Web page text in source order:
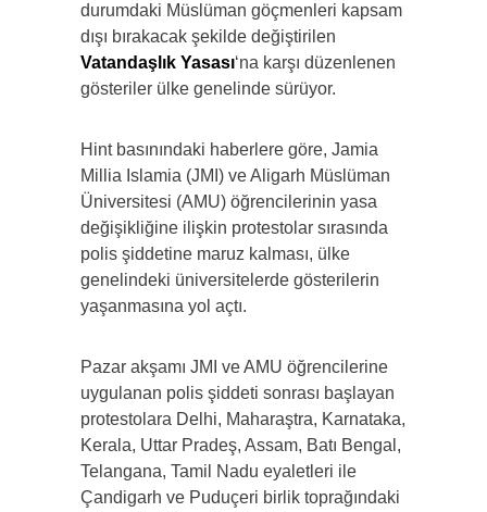
durumdaki Müslüman göçmenleri kapsam
dışı bırakacak şekilde değiştirilen
Vatandaşlık Yasası‘na karşı düzenlenen
gösteriler ülke genelinde sürüyor.
Hint basınındaki haberlere göre, Jamia
Millia Islamia (JMI) ve Aligarh Müslüman
Üniversitesi (AMU) öğrencilerinin yasa
değişikliğine ilişkin protestolar sırasında
polis şiddetine maruz kalması, ülke
genelindeki üniversitelerde gösterilerin
yaşanmasına yol açtı.
Pazar akşamı JMI ve AMU öğrencilerine
uygulanan polis şiddeti sonrası başlayan
protestolara Delhi, Maharaştra, Karnataka,
Kerala, Uttar Pradeş, Assam, Batı Bengal,
Telangana, Tamil Nadu eyaletleri ile
Çandigarh ve Puduçeri birlik toprağındaki